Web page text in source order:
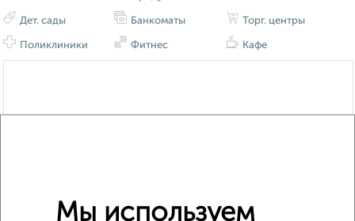
Дет. сады
Поликлиники
Банкоматы
Фитнес
Торг. центры
Кафе
Мы используем